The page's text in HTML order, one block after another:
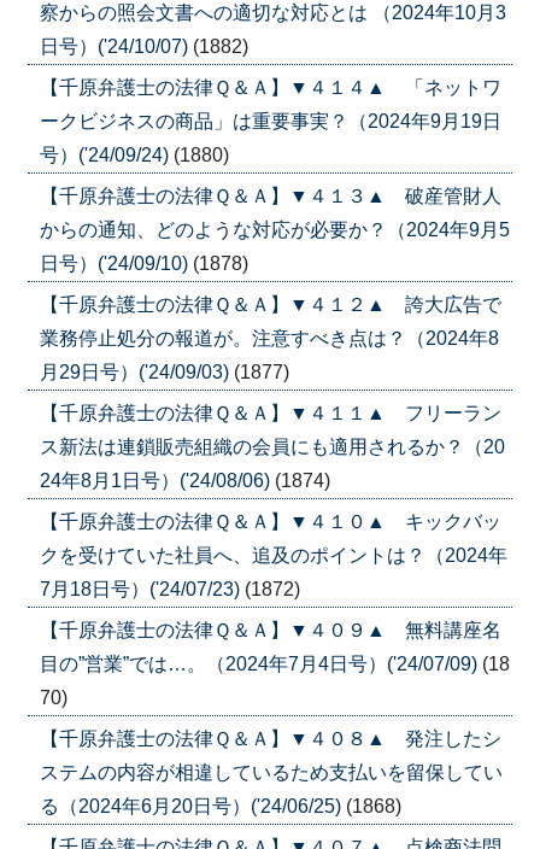
察からの照会文書への適切な対応とは （2024年10月3
日号）('24/10/07) (1882)
【千原弁護士の法律Ｑ＆Ａ】▼４１４▲ 「ネットワ
ークビジネスの商品」は重要事実？（2024年9月19日
号）('24/09/24) (1880)
【千原弁護士の法律Ｑ＆Ａ】▼４１３▲ 破産管財人
からの通知、どのような対応が必要か？（2024年9月5
日号）('24/09/10) (1878)
【千原弁護士の法律Ｑ＆Ａ】▼４１２▲ 誇大広告で
業務停止処分の報道が。注意すべき点は？（2024年8
月29日号）('24/09/03) (1877)
【千原弁護士の法律Ｑ＆Ａ】▼４１１▲ フリーラン
ス新法は連鎖販売組織の会員にも適用されるか？（20
24年8月1日号）('24/08/06) (1874)
【千原弁護士の法律Ｑ＆Ａ】▼４１０▲ キックバッ
クを受けていた社員へ、追及のポイントは？（2024年
7月18日号）('24/07/23) (1872)
【千原弁護士の法律Ｑ＆Ａ】▼４０９▲ 無料講座名
目の”営業”では…。（2024年7月4日号）('24/07/09) (18
70)
【千原弁護士の法律Ｑ＆Ａ】▼４０８▲ 発注したシ
ステムの内容が相違しているため支払いを留保してい
る（2024年6月20日号）('24/06/25) (1868)